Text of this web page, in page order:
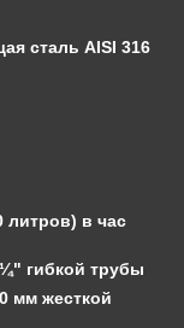
сталь AISI 316
литров) в час
гибкой трубы
мм жесткой